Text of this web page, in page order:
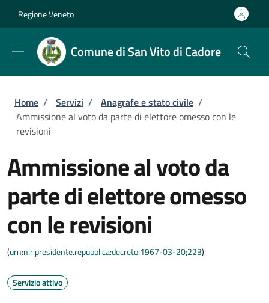
Regione Veneto
Comune di San Vito di Cadore
Briciole di pane
Home / Servizi / Anagrafe e stato civile /
Ammissione al voto da parte di elettore omesso con le
revisioni
Ammissione al voto da
parte di elettore omesso
con le revisioni
(urn:nir:presidente.repubblica:decreto:1967-03-20;223)
Servizio attivo